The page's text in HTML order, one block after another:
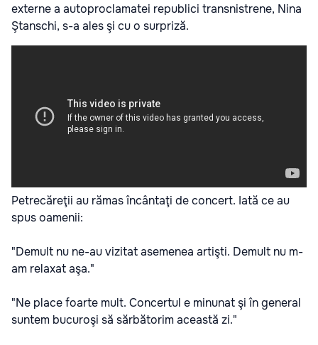
externe a autoproclamatei republici transnistrene, Nina
Ştanschi, s-a ales şi cu o surpriză.
Petrecăreţii au rămas încântaţi de concert. Iată ce au
spus oamenii:
"Demult nu ne-au vizitat asemenea artişti. Demult nu m-
am relaxat aşa."
"Ne place foarte mult. Concertul e minunat şi în general
suntem bucuroşi să sărbătorim această zi."